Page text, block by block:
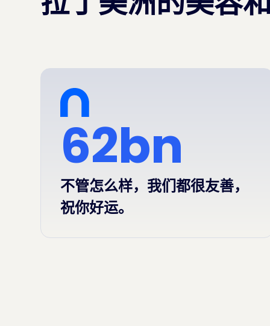
62bn
不管怎么样，我们都很友善，
祝你好运。